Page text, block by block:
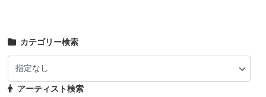
カテゴリー検索
アーティスト検索